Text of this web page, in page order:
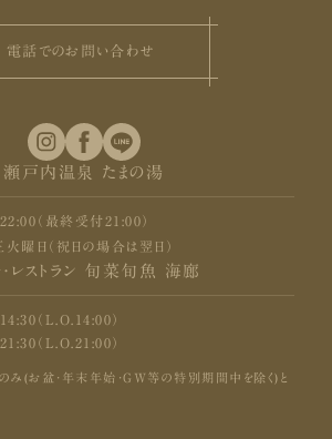
電話でのお問い合わせ
瀬戸内温泉 たまの湯
（最終受付21:00）
曜日（祝日の場合は翌日）
レストラン 旬菜旬魚 海廊
（L.O.14:00）
（L.O.21:00）
み(お盆・年末年始・GW等の特別期間中を除く)と